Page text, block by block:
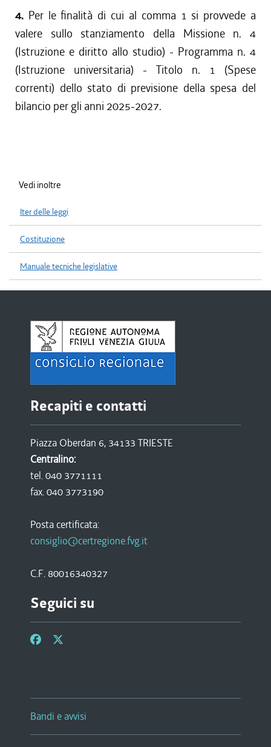
4. Per le finalità di cui al comma 1 si provvede a
valere sullo stanziamento della Missione n. 4
(Istruzione e diritto allo studio) - Programma n. 4
(Istruzione universitaria) - Titolo n. 1 (Spese
correnti) dello stato di previsione della spesa del
bilancio per gli anni 2025-2027.
Vedi inoltre
Iter delle leggi
Costituzione
Manuale tecniche legislative
Recapiti e contatti
Piazza Oberdan 6, 34133 TRIESTE
Centralino:
tel. 040 3771111
fax. 040 3773190
Posta certificata:
consiglio@certregione.fvg.it
C.F. 80016340327
Seguici su
Bandi e avvisi